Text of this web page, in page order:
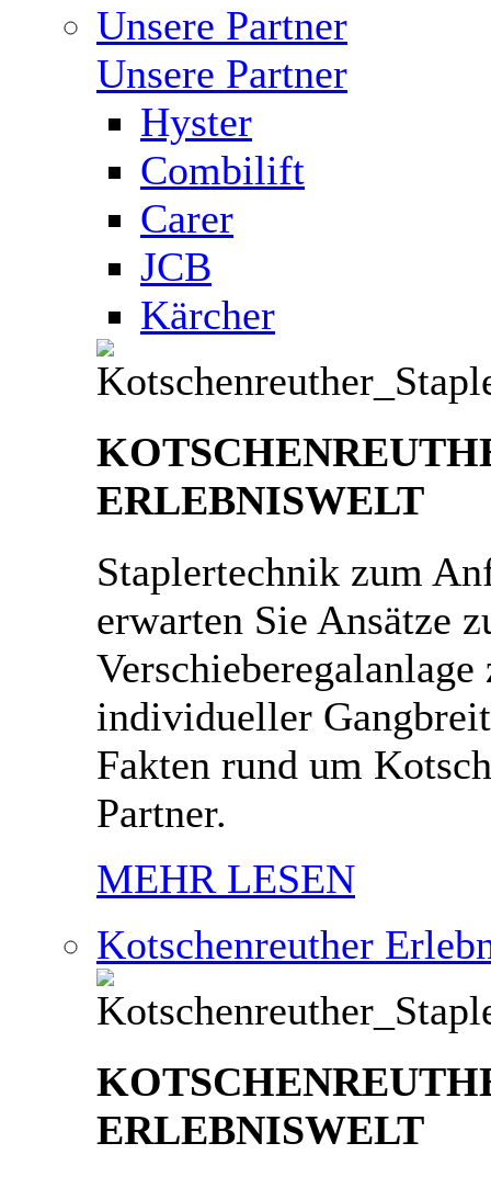
Unsere Partner
Unsere Partner
Hyster
Combilift
Carer
JCB
Kärcher
ERLEBNISWELT
Staplertechnik zum
erwarten Sie Ansätze
individueller
Fakten rund um
Partner.
MEHR LESEN
Kotschenreuther
ERLEBNISWELT